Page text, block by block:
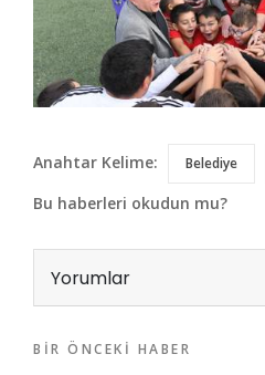
Anahtar Kelime: Belediye
Bu haberleri okudun mu?
Yorumlar
BIR ÖNCEKI HABER